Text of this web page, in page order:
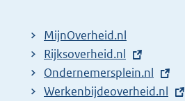
l
i
n
k
MijnOverheid.nl
E
x
t
Rijksoverheid.nl
E
x
Ondernemersplein.nl
E
Werkenbijdeoverheid.nl